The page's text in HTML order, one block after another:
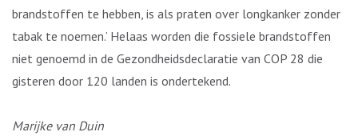
brandstoffen te hebben, is als praten over longkanker zonder
tabak te noemen.’ Helaas worden die fossiele brandstoffen
niet genoemd in de Gezondheidsdeclaratie van COP 28 die
gisteren door 120 landen is ondertekend.
Marijke van Duin